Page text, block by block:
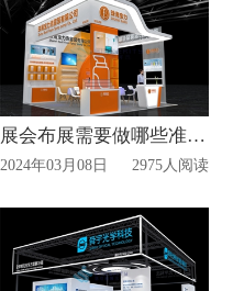
展会布展需要做哪些准备？
2024年03月08日 2975人阅读